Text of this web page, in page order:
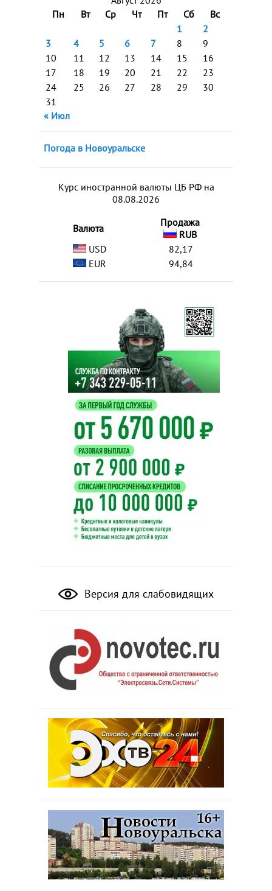
Пн
Вт Ср Чт Пт Сб
Вс
1
2
3
4 5 6 7 8
9
10
11 12 13 14 15
16
17
18 19 20 21 22
23
24
25 26 27 28 29
30
31
« Июл
Погода в Новоуральске
Курс иностранной валюты ЦБ РФ на
08.08.2026
Валюта
Продажа
RUB
USD
82,17
EUR
94,84
Версия для слабовидящих